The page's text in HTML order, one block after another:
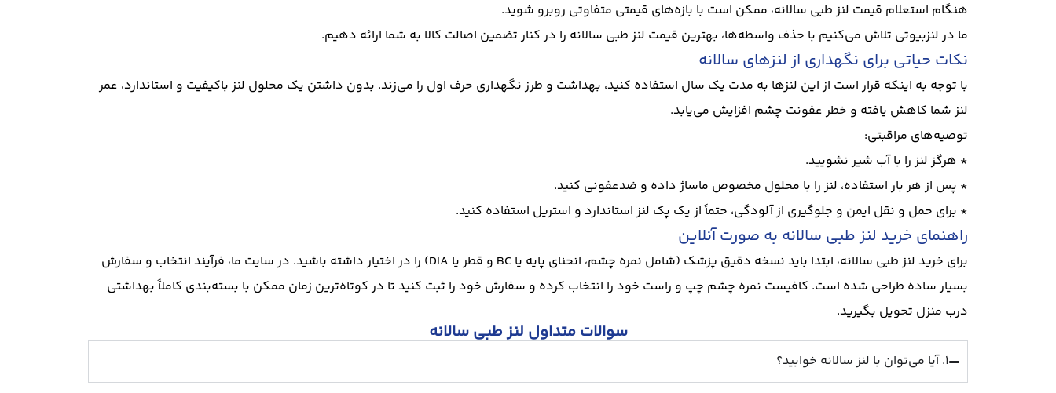
هنگام استعلام قیمت لنز طبی سالانه، ممکن است با بازه‌های قیمتی متفاوتی روبرو شوید.
ما در لنزبیوتی تلاش می‌کنیم با حذف واسطه‌ها، بهترین قیمت لنز طبی سالانه را در کنار تضمین اصالت کالا به شما ارائه دهیم.
نکات حیاتی برای نگهداری از لنزهای سالانه
با توجه به اینکه قرار است از این لنزها به مدت یک سال استفاده کنید، بهداشت و طرز نگهداری حرف اول را می‌زند. بدون داشتن یک محلول لنزباکیفیت و استاندارد، عمر
لنز شما کاهش یافته و خطر عفونت چشم افزایش می‌یابد.
توصیه‌های مراقبتی:
* هرگز لنز را با آب شیر نشویید.
* پس از هر بار استفاده، لنز را با محلول مخصوص ماساژ داده و ضدعفونی کنید.
* برای حمل و نقل ایمن و جلوگیری از آلودگی، حتماً از یک پک لنزاستاندارد و استریل استفاده کنید.
راهنمای خرید لنز طبی سالانه به صورت آنلاین
برای خرید لنز طبی سالانه، ابتدا باید نسخه دقیق پزشک (شامل نمره چشم، انحنای پایه یا BC و قطر یا DIA) را در اختیار داشته باشید. در سایت ما، فرآیند انتخاب و سفارش
بسیار ساده طراحی شده است. کافیست نمره چشم چپ و راست خود را انتخاب کرده و سفارش خود را ثبت کنید تا در کوتاه‌ترین زمان ممکن با بسته‌بندی کاملاً بهداشتی
درب منزل تحویل بگیرید.
سوالات متداول لنز طبی سالانه
۱. آیا می‌توان با لنز سالانه خوابید؟